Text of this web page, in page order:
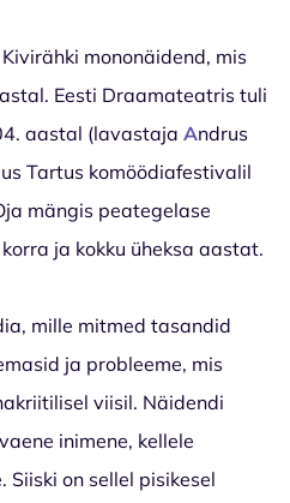
mononäidend, mis
Eesti Draamateatris tuli
aastal (lavastaja Andrus
Tartus komöödiafestivalil
mängis peategelase
ja kokku üheksa aastat.
mille mitmed tasandid
ja probleeme, mis
viisil. Näidendi
inimene, kellele
on sellel pisikesel